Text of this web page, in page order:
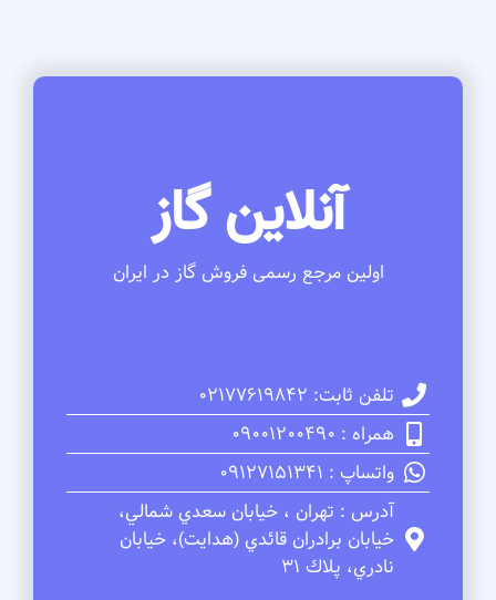
آنلاین گاز
اولین مرجع رسمی فروش گاز در ایران
تلفن ثابت: 02177619842
همراه : 09001200490
واتساپ : 09127151341
آدرس : تهران ، خيابان سعدي شمالي،
خيابان برادران قائدي (هدايت)، خيابان
نادري، پلاك 31